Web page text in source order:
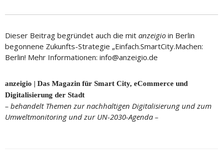
Dieser Beitrag begründet auch die mit anzeigio in Berlin
begonnene Zukunfts-Strategie „Einfach.SmartCity.Machen:
Berlin! Mehr Informationen: info@anzeigio.de
anzeigio | Das Magazin für Smart City, eCommerce und
Digitalisierung der Stadt
– behandelt Themen zur nachhaltigen Digitalisierung und zum
Umweltmonitoring und zur UN-2030-Agenda –